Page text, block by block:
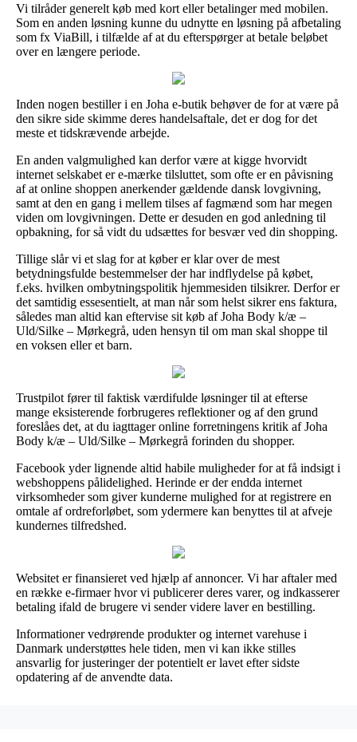
Vi tilråder generelt køb med kort eller betalinger med mobilen.
Som en anden løsning kunne du udnytte en løsning på afbetaling
som fx ViaBill, i tilfælde af at du efterspørger at betale beløbet
over en længere periode.
Inden nogen bestiller i en Joha e-butik behøver de for at være på
den sikre side skimme deres handelsaftale, det er dog for det
meste et tidskrævende arbejde.
En anden valgmulighed kan derfor være at kigge hvorvidt
internet selskabet er e-mærke tilsluttet, som ofte er en påvisning
af at online shoppen anerkender gældende dansk lovgivning,
samt at den en gang i mellem tilses af fagmænd som har megen
viden om lovgivningen. Dette er desuden en god anledning til
opbakning, for så vidt du udsættes for besvær ved din shopping.
Tillige slår vi et slag for at køber er klar over de mest
betydningsfulde bestemmelser der har indflydelse på købet,
f.eks. hvilken ombytningspolitik hjemmesiden tilsikrer. Derfor er
det samtidig essesentielt, at man når som helst sikrer ens faktura,
således man altid kan eftervise sit køb af Joha Body k/æ –
Uld/Silke – Mørkegrå, uden hensyn til om man skal shoppe til
en voksen eller et barn.
Trustpilot fører til faktisk værdifulde løsninger til at efterse
mange eksisterende forbrugeres reflektioner og af den grund
foreslåes det, at du iagttager online forretningens kritik af Joha
Body k/æ – Uld/Silke – Mørkegrå forinden du shopper.
Facebook yder lignende altid habile muligheder for at få indsigt i
webshoppens pålidelighed. Herinde er der endda internet
virksomheder som giver kunderne mulighed for at registrere en
omtale af ordreforløbet, som ydermere kan benyttes til at afveje
kundernes tilfredshed.
Websitet er finansieret ved hjælp af annoncer. Vi har aftaler med
en række e-firmaer hvor vi publicerer deres varer, og indkasserer
betaling ifald de brugere vi sender videre laver en bestilling.
Informationer vedrørende produkter og internet varehuse i
Danmark understøttes hele tiden, men vi kan ikke stilles
ansvarlig for justeringer der potentielt er lavet efter sidste
opdatering af de anvendte data.